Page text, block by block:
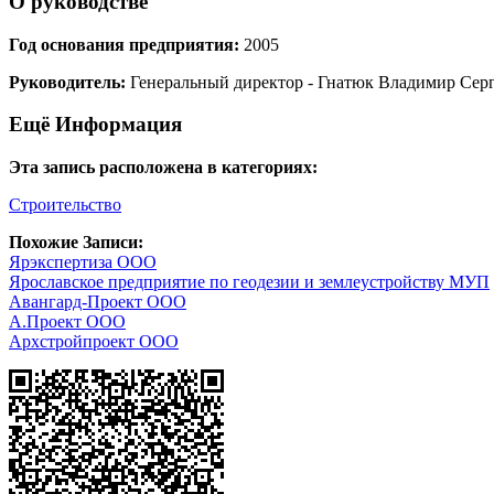
Год основания предприятия: 2005
Руководитель: Генеральный директор - Гнатюк Владимир
Ещё Информация
Эта запись расположена в категориях:
Строительство
Похожие Записи:
Ярэкспертиза ООО
Ярославское предприятие по геодезии и землеустройству МУП
Авангард-Проект ООО
А.Проект ООО
Архстройпроект ООО